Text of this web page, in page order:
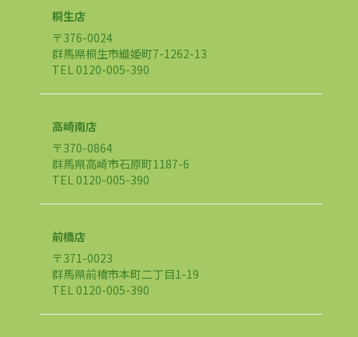
桐生店
〒376-0024
群馬県桐生市織姫町7-1262-13
TEL 0120-005-390
高崎南店
〒370-0864
群馬県高崎市石原町1187-6
TEL 0120-005-390
前橋店
〒371-0023
群馬県前橋市本町二丁目1-19
TEL 0120-005-390